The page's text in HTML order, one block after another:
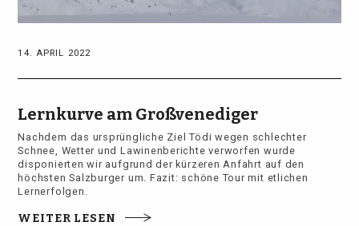
14. APRIL 2022
Lernkurve am Großvenediger
Nachdem das ursprüngliche Ziel Tödi wegen schlechter
Schnee, Wetter und Lawinenberichte verworfen wurde
disponierten wir aufgrund der kürzeren Anfahrt auf den
höchsten Salzburger um. Fazit: schöne Tour mit etlichen
Lernerfolgen.
WEITER LESEN